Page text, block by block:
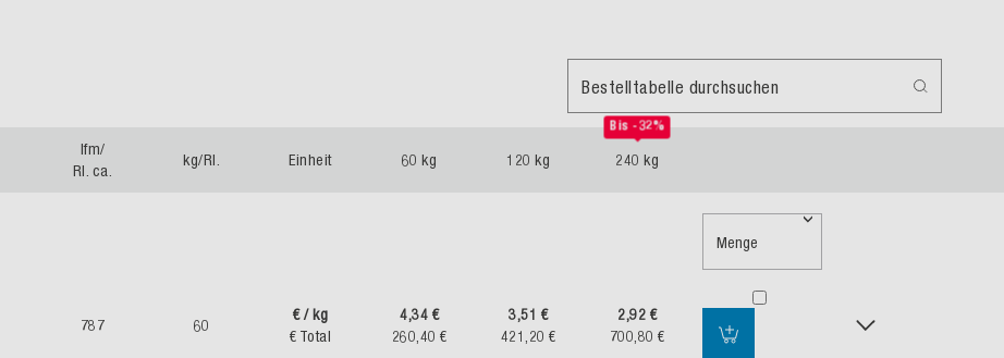
Bestelltabelle durchsuchen
lfm/
Rl. ca.
kg/Rl. Einheit 60 kg 120 kg
Bis -32%
240 kg
787 60
€ / kg
€ Total
4,34 €
260,40 €
3,51 €
421,20 €
2,92 €
700,80 €
Menge